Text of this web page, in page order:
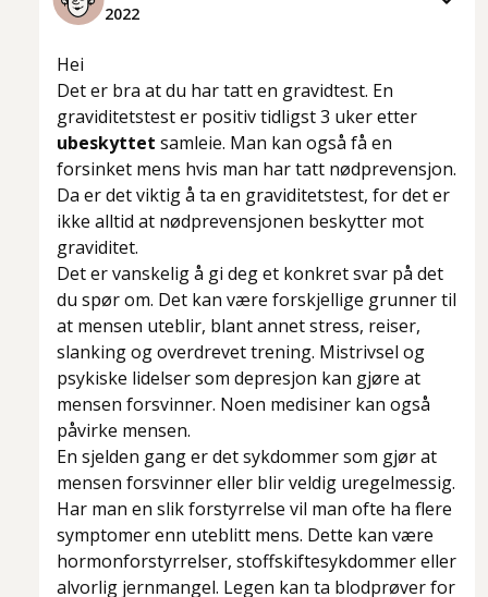
2022
Hei
Det er bra at du har tatt en gravidtest. En
graviditetstest er positiv tidligst 3 uker etter
ubeskyttet samleie. Man kan også få en
forsinket mens hvis man har tatt nødprevensjon.
Da er det viktig å ta en graviditetstest, for det er
ikke alltid at nødprevensjonen beskytter mot
graviditet.
Det er vanskelig å gi deg et konkret svar på det
du spør om. Det kan være forskjellige grunner til
at mensen uteblir, blant annet stress, reiser,
slanking og overdrevet trening. Mistrivsel og
psykiske lidelser som depresjon kan gjøre at
mensen forsvinner. Noen medisiner kan også
påvirke mensen.
En sjelden gang er det sykdommer som gjør at
mensen forsvinner eller blir veldig uregelmessig.
Har man en slik forstyrrelse vil man ofte ha flere
symptomer enn uteblitt mens. Dette kan være
hormonforstyrrelser, stoffskiftesykdommer eller
alvorlig jernmangel. Legen kan ta blodprøver for